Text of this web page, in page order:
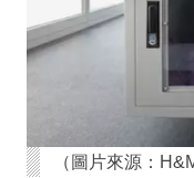
（圖片來源：